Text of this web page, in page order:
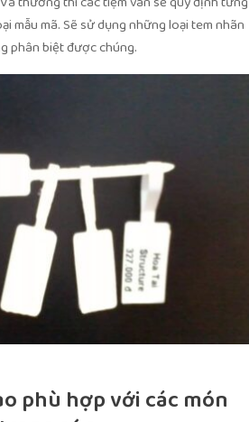
mẫu mã. Sẽ sử dụng những loại tem nhãn
phân biệt được chúng.
phù hợp với các món